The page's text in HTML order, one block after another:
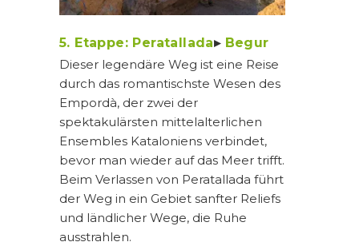
5. Etappe: Peratallada▸Begur
Dieser legendäre Weg ist eine Reise
durch das romantischste Wesen des
Empordà, der zwei der
spektakulärsten mittelalterlichen
Ensembles Kataloniens verbindet,
bevor man wieder auf das Meer trifft.
Beim Verlassen von Peratallada führt
der Weg in ein Gebiet sanfter Reliefs
und ländlicher Wege, die Ruhe
ausstrahlen.